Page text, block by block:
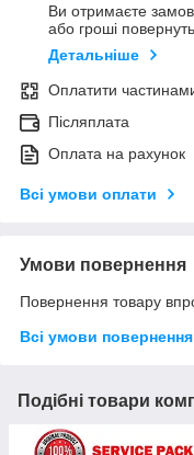
Ви отримаєте
або гроші
Детальніше
Оплатити
Післяплата
Оплата на рахунок
Всі умови оплати
Умови повернення
Повернення товару
Всі умови повернення
Подібні товари